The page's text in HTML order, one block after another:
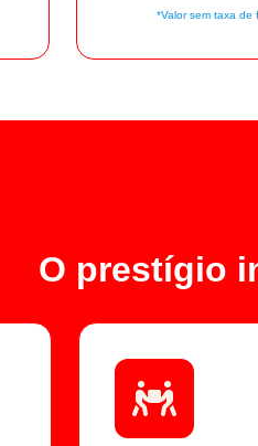
*Valor sem taxa de
O prestígio